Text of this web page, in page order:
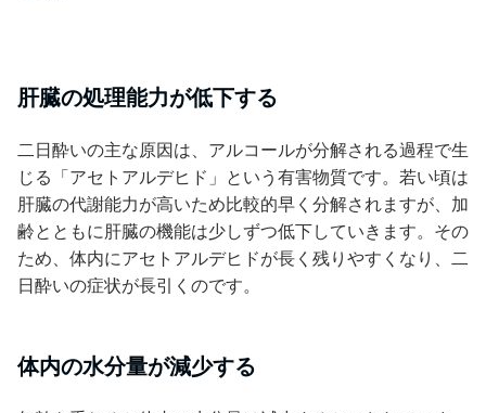
肝臓の処理能力が低下する
二日酔いの主な原因は、アルコールが分解される過程で生
じる「アセトアルデヒド」という有害物質です。若い頃は
肝臓の代謝能力が高いため比較的早く分解されますが、加
齢とともに肝臓の機能は少しずつ低下していきます。その
ため、体内にアセトアルデヒドが長く残りやすくなり、二
日酔いの症状が長引くのです。
体内の水分量が減少する